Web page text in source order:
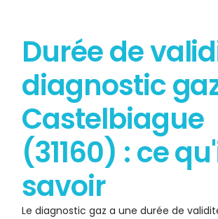
Durée de
diagnostic
Castelbiague
(31160) : ce
savoir
Le diagnostic gaz a une durée de